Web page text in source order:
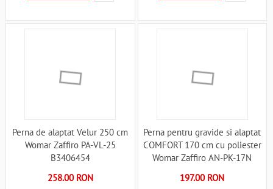
Perna de alaptat Velur 250 cm
Womar Zaffiro PA-VL-25
B3406454
258.00 RON
Perna pentru gravide si alaptat
COMFORT 170 cm cu poliester
Womar Zaffiro AN-PK-17N
197.00 RON